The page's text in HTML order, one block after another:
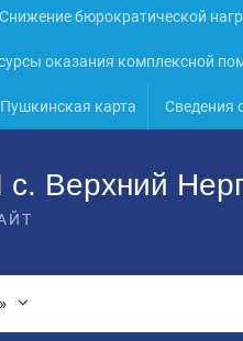
Снижение бюрократической
оказания комплексной
Пушкинская карта Сведения
Верхний